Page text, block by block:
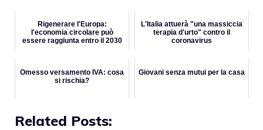
Rigenerare l'Europa:
l'economia circolare può
essere raggiunta entro il 2030
L'Italia attuerà "una massiccia
terapia d'urto" contro il
coronavirus
Omesso versamento IVA: cosa
si rischia?
Giovani senza mutui per la casa
Related Posts: